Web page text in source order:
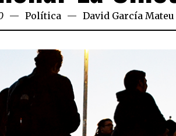
Política David García Mateu